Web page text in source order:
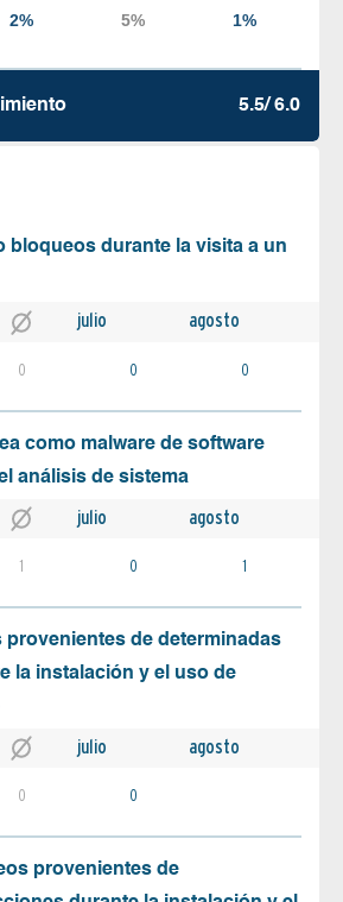
5.5/ 6.0
bloqueos durante la visita a un
julio agosto
0 0 0
como malware de software
análisis de sistema
julio agosto
1 0 1
de determinadas
la instalación y el uso de
julio agosto
0 0
provenientes de